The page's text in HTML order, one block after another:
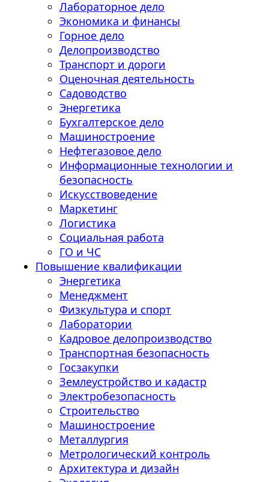
Лабораторное дело
Экономика и финансы
Горное дело
Делопроизводство
Транспорт и дороги
Оценочная деятельность
Садоводство
Энергетика
Бухгалтерское дело
Машиностроение
Нефтегазовое дело
Информационные технологии и
безопасность
Искусствоведение
Маркетинг
Логистика
Социальная работа
ГО и ЧС
Повышение квалификации
Энергетика
Менеджмент
Физкультура и спорт
Лаборатории
Кадровое делопроизводство
Транспортная безопасность
Госзакупки
Землеустройство и кадастр
Электробезопасность
Строительство
Машиностроение
Металлургия
Метрологический контроль
Архитектура и дизайн